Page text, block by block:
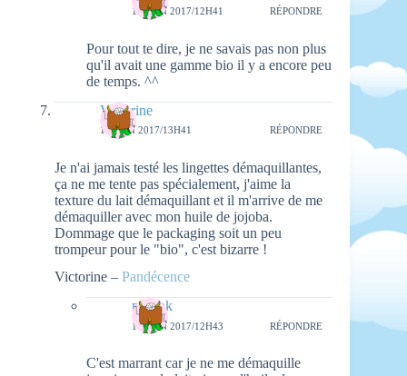
18 JUIN 2017/12H41 RÉPONDRE
Pour tout te dire, je ne savais pas non plus
qu'il avait une gamme bio il y a encore peu
de temps. ^^
Victorine
16 JUIN 2017/13H41 RÉPONDRE
Je n'ai jamais testé les lingettes démaquillantes,
ça ne me tente pas spécialement, j'aime la
texture du lait démaquillant et il m'arrive de me
démaquiller avec mon huile de jojoba.
Dommage que le packaging soit un peu
trompeur pour le "bio", c'est bizarre !
Victorine – Pandécence
natieak
18 JUIN 2017/12H43 RÉPONDRE
C'est marrant car je ne me démaquille